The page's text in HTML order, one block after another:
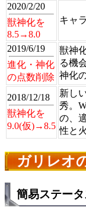
2020/2/20
獣神化を
8.5→8.0
キャ
2019/6/19
進化・神化
の点数削除
獣神
る機
神化
2018/12/18
獣神化を
9.0(仮)→8.5
新し
秀。
の、
性と
ガリレオ
簡易ステータ